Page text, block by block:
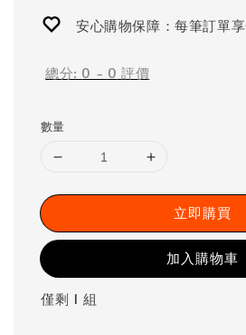
安心購物保障：每筆訂單
總分: 0 - 0 評價
數量
立即購買
加入購物車
僅剩 1 組